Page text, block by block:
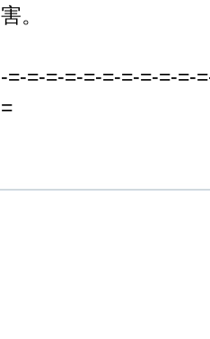
害。
-=-=-=-=-=-=-=-=-=-=-
=